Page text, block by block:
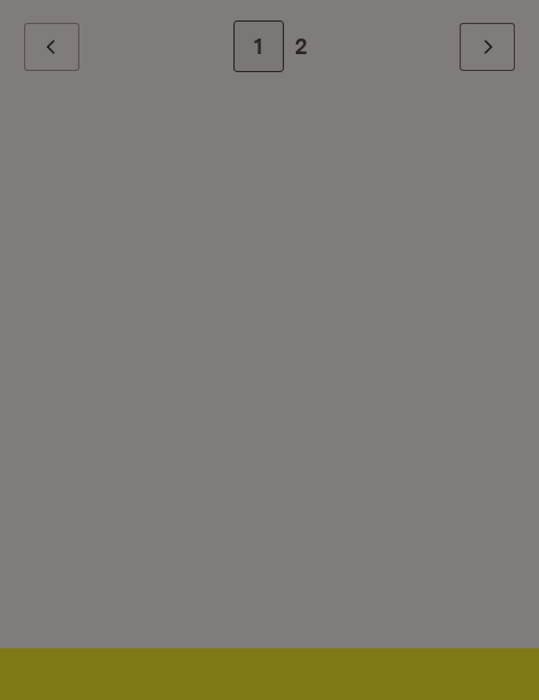
Zur Seite
1 Zur letzten Seite
2 Weiter